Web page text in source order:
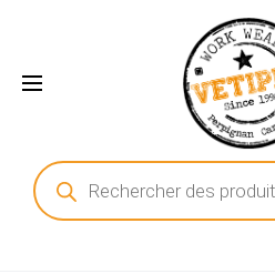
Recherche
de
produits